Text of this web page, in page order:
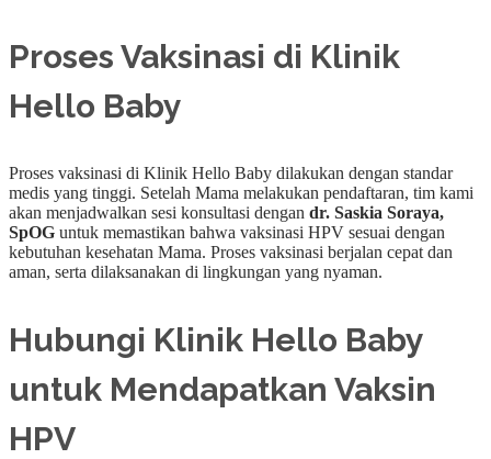
Proses Vaksinasi di Klinik
Hello Baby
Proses vaksinasi di Klinik Hello Baby dilakukan dengan standar
medis yang tinggi. Setelah Mama melakukan pendaftaran, tim kami
akan menjadwalkan sesi konsultasi dengan dr. Saskia Soraya,
SpOG untuk memastikan bahwa vaksinasi HPV sesuai dengan
kebutuhan kesehatan Mama. Proses vaksinasi berjalan cepat dan
aman, serta dilaksanakan di lingkungan yang nyaman.
Hubungi Klinik Hello Baby
untuk Mendapatkan Vaksin
HPV